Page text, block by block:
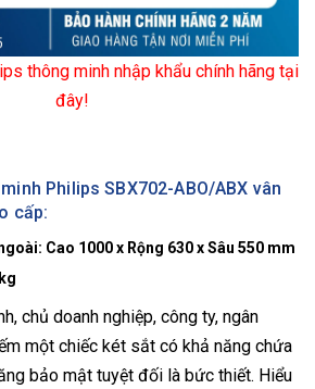
thông minh nhập khẩu chính hãng tại
đây!
Philips SBX702-ABO/ABX vân
cấp:
Cao 1000 x Rộng 630 x Sâu 550 mm
chủ doanh nghiệp, công ty, ngân
một chiếc két sắt có khả năng chứa
bảo mật tuyệt đối là bức thiết. Hiểu